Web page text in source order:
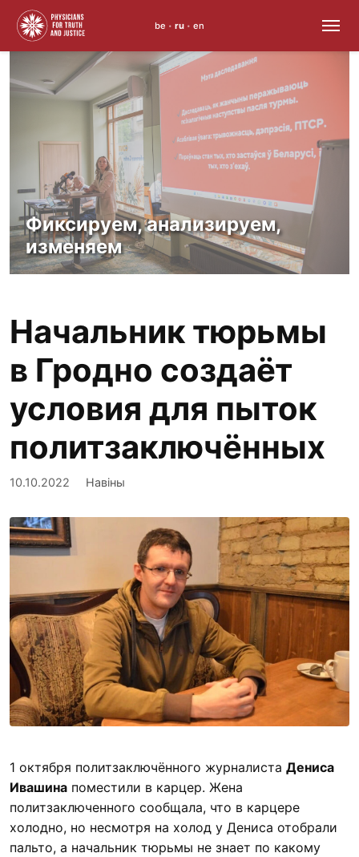
to
content
be • ru • en
Фиксируем, анализируем,
изменяем
Начальник тюрьмы
в Гродно создаёт
условия для пыток
политзаключённых
10.10.2022 Навіны
1 октября политзаключённого журналиста Дениса
Ивашина поместили в карцер. Жена
политзаключенного сообщала, что в карцере
холодно, но несмотря на холод у Дениса отобрали
пальто, а начальник тюрьмы не знает по какому